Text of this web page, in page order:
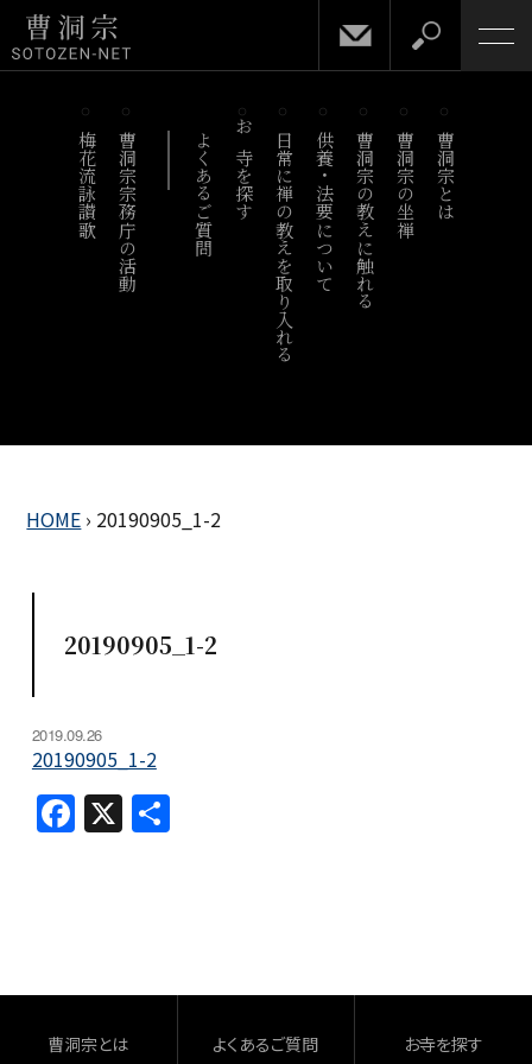
梅花流詠讃歌 曹洞宗宗務庁の活動 よくあるご質問 お寺を探す 日常に禅の教えを取り入れる供養・法要について曹洞宗の教えに触れる 曹洞宗の坐禅 曹洞宗とは
HOME › 20190905_1-2
20190905_1-2
2019.09.26
20190905_1-2
F
a
o
o
X 共
曹洞宗とは よくあるご質問 お寺を探す